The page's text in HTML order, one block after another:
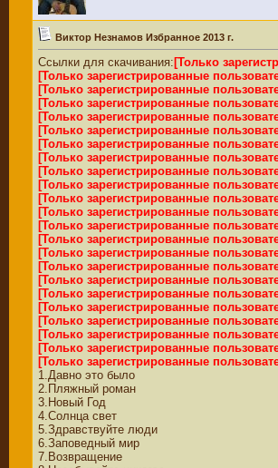
Виктор Незнамов Избранное 2013 г.
Ссылки для скачивания: [Только
[Только зарегистрированные
[Только зарегистрированные
[Только зарегистрированные
[Только зарегистрированные
[Только зарегистрированные
[Только зарегистрированные
[Только зарегистрированные
[Только зарегистрированные
[Только зарегистрированные
[Только зарегистрированные
[Только зарегистрированные
[Только зарегистрированные
[Только зарегистрированные
[Только зарегистрированные
[Только зарегистрированные
[Только зарегистрированные
[Только зарегистрированные
[Только зарегистрированные
[Только зарегистрированные
[Только зарегистрированные
[Только зарегистрированные
[Только зарегистрированные
1.Давно это было
2.Пляжный роман
3.Новый Год
4.Солнца свет
5.Здравствуйте люди
6.Заповедный мир
7.Возвращение